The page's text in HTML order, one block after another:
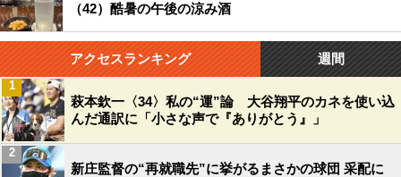
（42）酷暑の午後の涼み酒
アクセスランキング 週間
萩本欽一〈34〉私の“運”論 大谷翔平のカネを使い込
んだ通訳に「小さな声で『ありがとう』」
1
新庄監督の“再就職先”に挙がるまさかの球団 采配に
2